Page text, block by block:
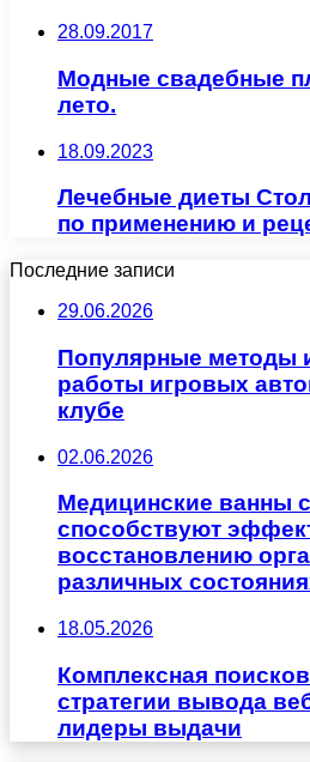
28.09.2017
Модные свадебные
лето.
18.09.2023
Лечебные диеты
по применению и
Последние записи
29.06.2026
Популярные методы
работы игровых
клубе
02.06.2026
Медицинские ванны
способствуют
восстановлению
различных
18.05.2026
Комплексная
стратегии вывода
лидеры выдачи